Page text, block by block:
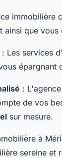
immobilière
ainsi que
: Les services
épargnant
:
de vos
sur mesure.
à
sereine et